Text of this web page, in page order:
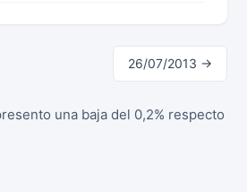
26/07/2013 →
una baja del 0,2% respecto